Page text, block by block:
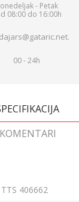
- Petak
08:00 do 16:00h
00 - 24h
KOMENTARI
TTS 406662